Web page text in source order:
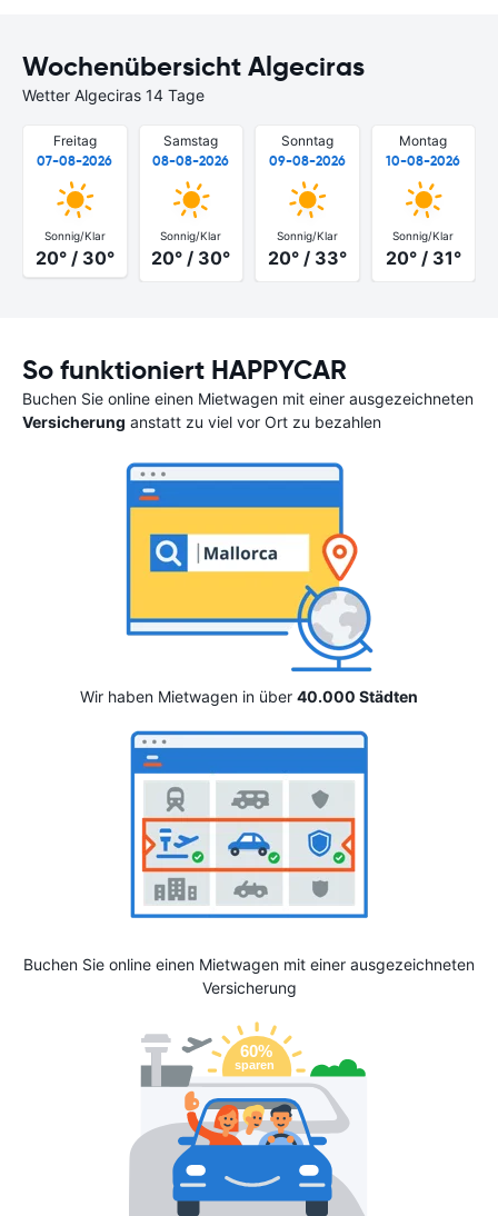
Wochenübersicht Algeciras
Wetter Algeciras 14 Tage
Freitag
07-08-2026
Sonnig/Klar
20° / 30°
Samstag
08-08-2026
Sonnig/Klar
20° / 30°
Sonntag
09-08-2026
Sonnig/Klar
20° / 33°
Montag
10-08-2026
Sonnig/Klar
20° / 31°
So funktioniert HAPPYCAR
Buchen Sie online einen Mietwagen mit einer ausgezeichneten
Versicherung anstatt zu viel vor Ort zu bezahlen
Wir haben Mietwagen in über 40.000 Städten
Buchen Sie online einen Mietwagen mit einer ausgezeichneten
Versicherung